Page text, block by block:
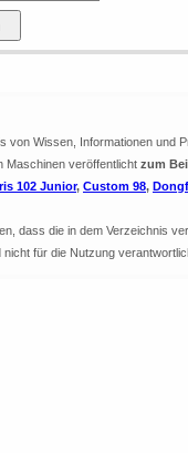
Wissen, Informationen
Maschinen veröffentlicht zum
102 Junior, Custom 98,
dass die in dem Verzeichnis
für die Nutzung